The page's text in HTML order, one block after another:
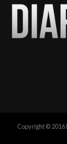
Copyright © 2016